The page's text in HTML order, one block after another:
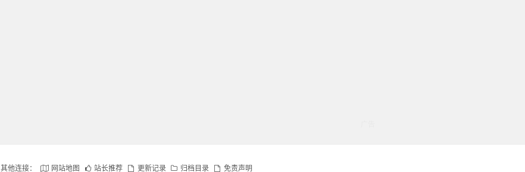
其他连接： 网站地图 站长推荐 更新记录 归档目录 免责声明